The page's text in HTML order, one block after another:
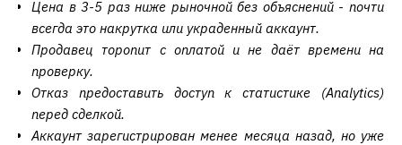
Цена в 3-5 раз ниже рыночной без объяснений - почти
всегда это накрутка или украденный аккаунт.
Продавец торопит с оплатой и не даёт времени на
проверку.
Отказ предоставить доступ к статистике (Analytics)
перед сделкой.
Аккаунт зарегистрирован менее месяца назад, но уже